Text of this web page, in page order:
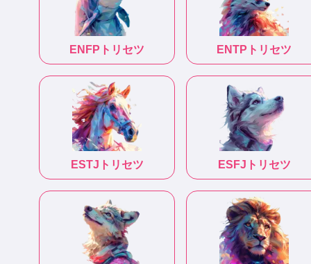
ENFP トリセツ ENTP トリセツ
ESTJ トリセツ ESFJ トリセツ